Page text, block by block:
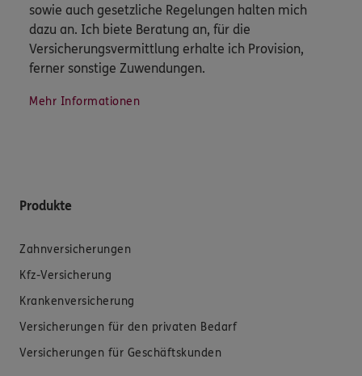
sowie auch gesetzliche Regelungen halten mich
dazu an. Ich biete Beratung an, für die
Versicherungsvermittlung erhalte ich Provision,
ferner sonstige Zuwendungen.
Mehr Informationen
Produkte
Zahnversicherungen
Kfz-Versicherung
Krankenversicherung
Versicherungen für den privaten Bedarf
Versicherungen für Geschäftskunden